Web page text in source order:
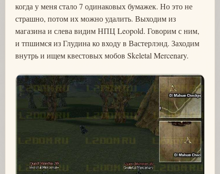
когда у меня стало 7 одинаковых бумажек. Но это не
страшно, потом их можно удалить. Выходим из
магазина и слева видим НПЦ Leopold. Говорим с ним,
и тпшимся из Глудина ко входу в Вастерлэнд. Заходим
внутрь и ищем квестовых мобов Skeletal Mercenary.